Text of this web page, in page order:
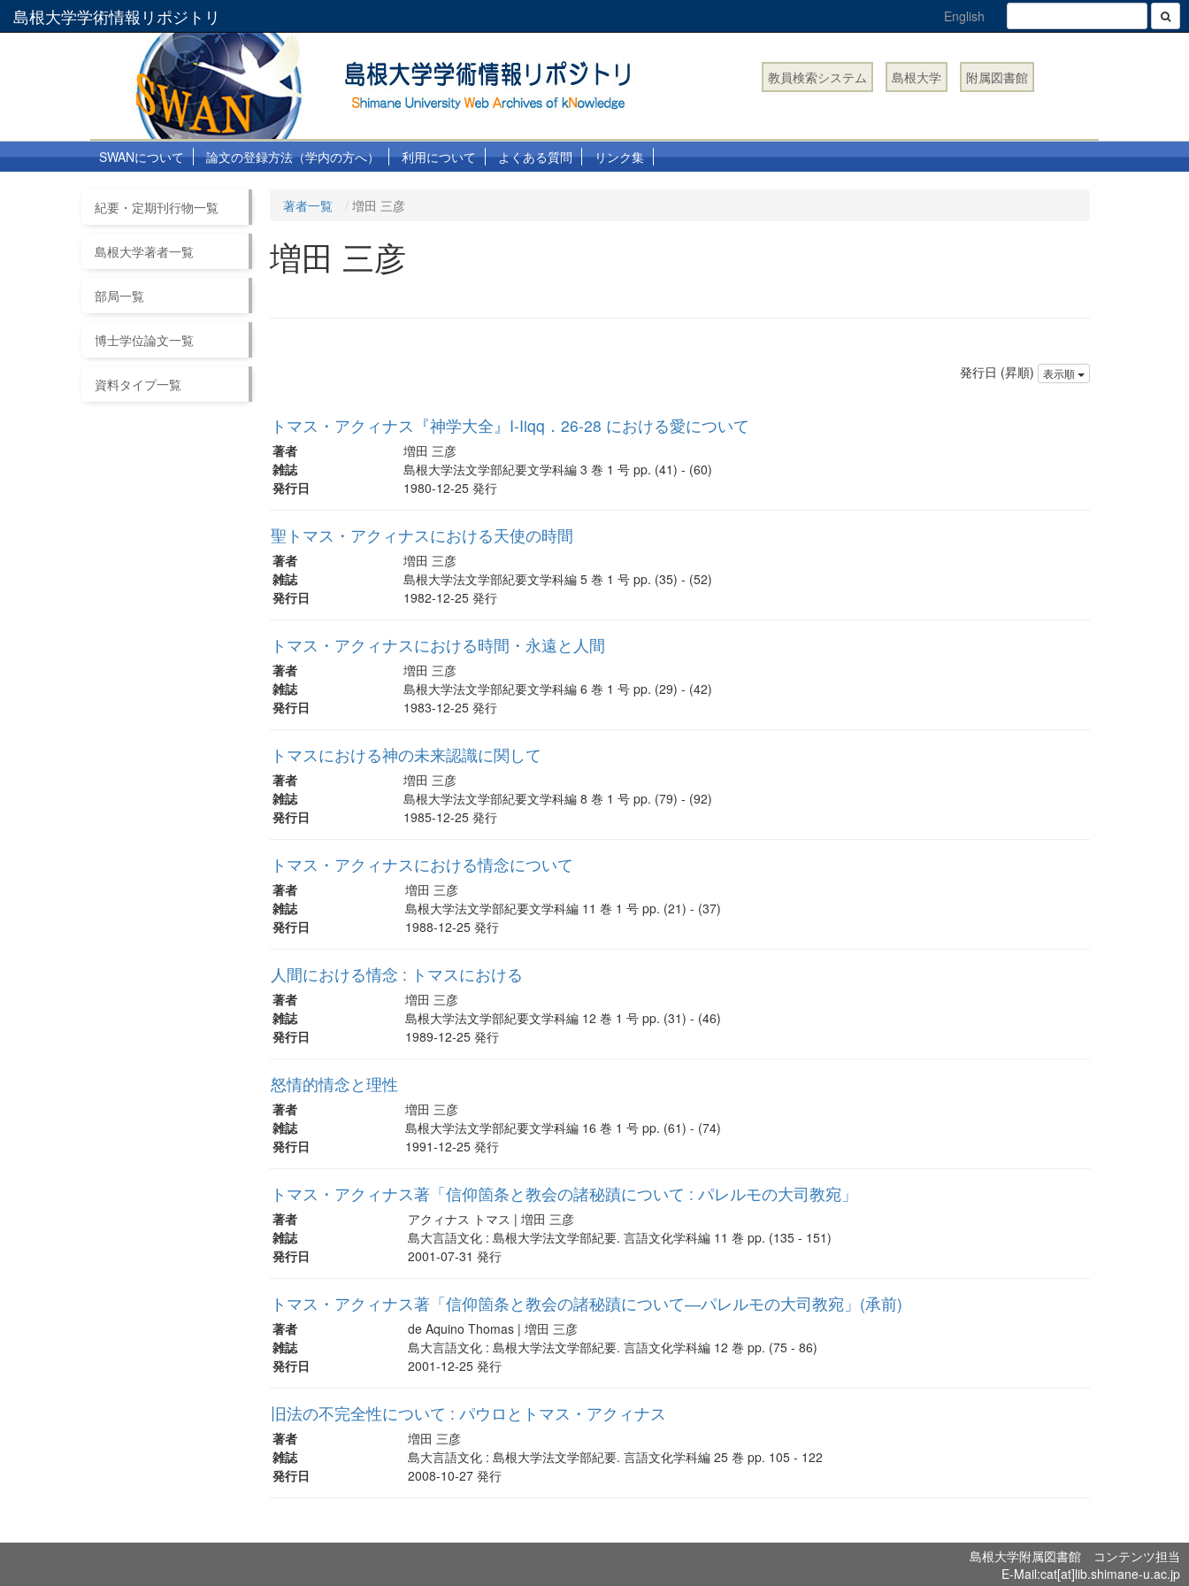
島根大学学術情報リポジトリ English
教員検索システム 島根大学 附属図書館
SWANについて 論文の登録方法（学内の方へ） 利用について よくある質問 リンク集
紀要・定期刊行物一覧
島根大学著者一覧
部局一覧
博士学位論文一覧
資料タイプ一覧
著者一覧 増田 三彦
増田 三彦
発行日 (昇順) 表示順
トマス・アクィナス『神学大全』I-Iiqq．26-28 における愛について
著者
増田 三彦
雑誌
島根大学法文学部紀要文学科編 3 巻 1 号 pp. (41) - (60)
発行日
1980-12-25 発行
聖トマス・アクィナスにおける天使の時間
著者
増田 三彦
雑誌
島根大学法文学部紀要文学科編 5 巻 1 号 pp. (35) - (52)
発行日
1982-12-25 発行
トマス・アクィナスにおける時間・永遠と人間
著者
増田 三彦
雑誌
島根大学法文学部紀要文学科編 6 巻 1 号 pp. (29) - (42)
発行日
1983-12-25 発行
トマスにおける神の未来認識に関して
著者
増田 三彦
雑誌
島根大学法文学部紀要文学科編 8 巻 1 号 pp. (79) - (92)
発行日
1985-12-25 発行
トマス・アクィナスにおける情念について
著者
増田 三彦
雑誌
島根大学法文学部紀要文学科編 11 巻 1 号 pp. (21) - (37)
発行日
1988-12-25 発行
人間における情念 : トマスにおける
著者
増田 三彦
雑誌
島根大学法文学部紀要文学科編 12 巻 1 号 pp. (31) - (46)
発行日
1989-12-25 発行
怒情的情念と理性
著者
増田 三彦
雑誌
島根大学法文学部紀要文学科編 16 巻 1 号 pp. (61) - (74)
発行日
1991-12-25 発行
トマス・アクィナス著「信仰箇条と教会の諸秘蹟について : パレルモの大司教宛」
著者
アクィナス トマス | 増田 三彦
雑誌
島大言語文化 : 島根大学法文学部紀要. 言語文化学科編 11 巻 pp. (135 - 151)
発行日
2001-07-31 発行
トマス・アクィナス著「信仰箇条と教会の諸秘蹟について―パレルモの大司教宛」(承前)
著者
de Aquino Thomas | 増田 三彦
雑誌
島大言語文化 : 島根大学法文学部紀要. 言語文化学科編 12 巻 pp. (75 - 86)
発行日
2001-12-25 発行
旧法の不完全性について : パウロとトマス・アクィナス
著者
増田 三彦
雑誌
島大言語文化 : 島根大学法文学部紀要. 言語文化学科編 25 巻 pp. 105 - 122
発行日
2008-10-27 発行
島根大学附属図書館 コンテンツ担当
E-Mail:cat[at]lib.shimane-u.ac.jp